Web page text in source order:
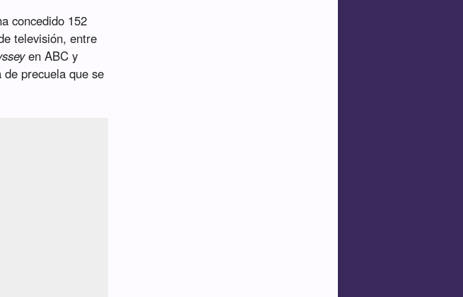
concedido 152
televisión, entre
en ABC y
precuela que se